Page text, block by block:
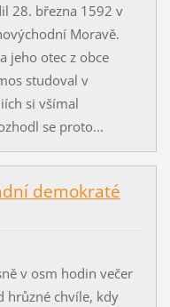
28. března 1592 v
Moravě.
jeho otec z obce
studoval v
si všímal
se proto...
demokraté
v osm hodin večer
hrůzné chvíle, kdy